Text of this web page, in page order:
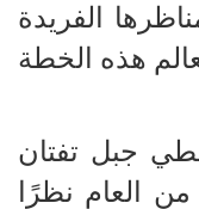
الفريدة
هذه الخطة
جبل تفتان
العام نظرًا